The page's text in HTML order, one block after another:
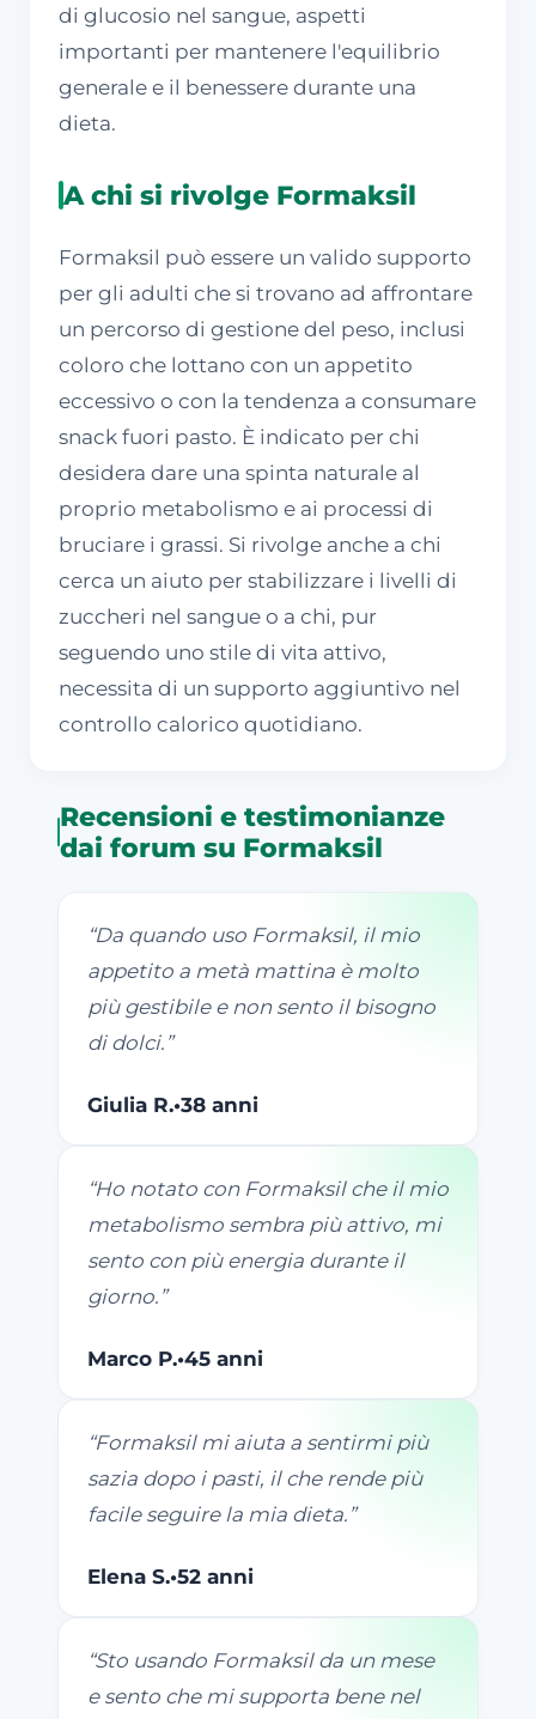
di glucosio nel sangue, aspetti
importanti per mantenere l'equilibrio
generale e il benessere durante una
dieta.
A chi si rivolge Formaksil
Formaksil può essere un valido supporto
per gli adulti che si trovano ad affrontare
un percorso di gestione del peso, inclusi
coloro che lottano con un appetito
eccessivo o con la tendenza a consumare
snack fuori pasto. È indicato per chi
desidera dare una spinta naturale al
proprio metabolismo e ai processi di
bruciare i grassi. Si rivolge anche a chi
cerca un aiuto per stabilizzare i livelli di
zuccheri nel sangue o a chi, pur
seguendo uno stile di vita attivo,
necessita di un supporto aggiuntivo nel
controllo calorico quotidiano.
Recensioni e testimonianze
dai forum su Formaksil
“Da quando uso Formaksil, il mio
appetito a metà mattina è molto
più gestibile e non sento il bisogno
di dolci. ”
Giulia R.•38 anni
“Ho notato con Formaksil che il mio
metabolismo sembra più attivo, mi
sento con più energia durante il
giorno. ”
Marco P.•45 anni
“Formaksil mi aiuta a sentirmi più
sazia dopo i pasti, il che rende più
facile seguire la mia dieta. ”
Elena S.•52 anni
“Sto usando Formaksil da un mese
e sento che mi supporta bene nel